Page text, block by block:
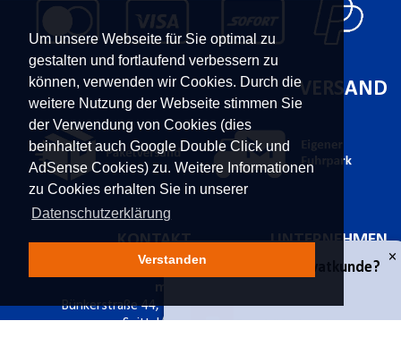
Um unsere Webseite für Sie optimal zu
gestalten und fortlaufend verbessern zu
können, verwenden wir Cookies. Durch die
weitere Nutzung der Webseite stimmen Sie
der Verwendung von Cookies (dies
beinhaltet auch Google Double Click und
AdSense Cookies) zu. Weitere Informationen
zu Cookies erhalten Sie in unserer
Datenschutzerklärung
Verstanden
VERSAND
KONTAKT
m.b.H
Bünkerstraße 44,9800
Spittal/Drau
UNTERNEHMEN
Kontakt
Über uns
Aktuelles